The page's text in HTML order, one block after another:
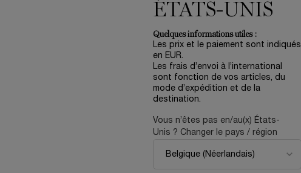
ADVANCED GÉNIFIQUE YEUX
Crème Yeux Lissante Activatrice d'Eclat
ÉTATS-UNIS
Quelques informations utiles :
Les prix et le paiement sont indiqués
en EUR.
Les frais d’envoi à l’international
sont fonction de vos articles, du
mode d’expédition et de la
destination.
Vous n’êtes pas en/au(x) États-
Unis ? Changer le pays / région